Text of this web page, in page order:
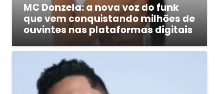
MC Donzela: a nova voz do funk
que vem conquistando milhões de
ouvintes nas plataformas digitais